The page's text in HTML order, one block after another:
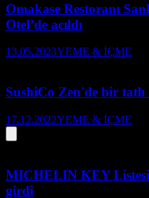
Omakase Restoranı
Otel’de açıldı
13.05.2023YEME & İÇME
SushiCo Zen'de bir
17.12.2022YEME & İÇME
MICHELIN KEY
girdi